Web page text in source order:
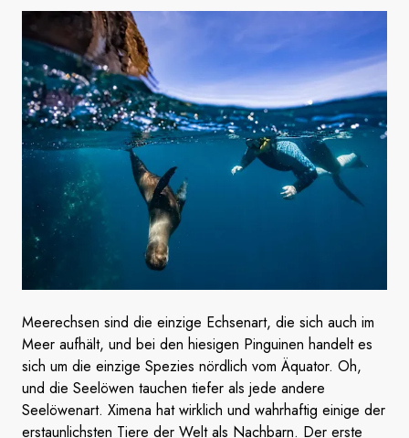
Meerechsen sind die einzige Echsenart, die sich auch im
Meer aufhält, und bei den hiesigen Pinguinen handelt es
sich um die einzige Spezies nördlich vom Äquator. Oh,
und die Seelöwen tauchen tiefer als jede andere
Seelöwenart. Ximena hat wirklich und wahrhaftig einige der
erstaunlichsten Tiere der Welt als Nachbarn. Der erste